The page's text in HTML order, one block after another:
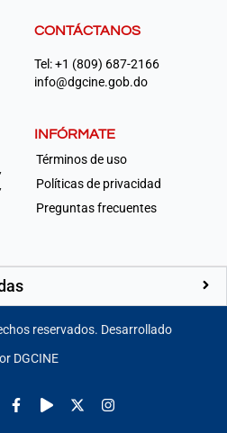
CONTÁCTANOS
Tel: +1 (809) 687-2166
info@dgcine.gob.do
INFÓRMATE
Términos de uso
Políticas de privacidad
Preguntas frecuentes
reservados. Desarrollado
DGCINE
Facebook-
f
Play Instagram